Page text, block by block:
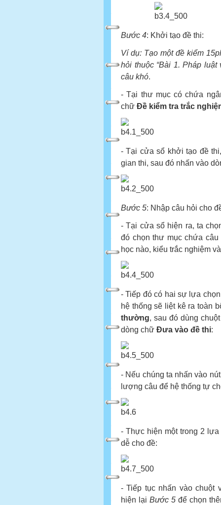
Bước 4: Khởi tạo đề thi:
Ví dụ: Tạo một đề kiểm
hỏi thuộc “Bài 1. Pháp
câu khó.
- Tại thư mục có chứa
chữ Đề kiểm tra trắc
- Tại cửa sổ khởi tạo đề
gian thi, sau đó nhấn vào
Bước 5: Nhập câu hỏi cho
- Tại cửa sổ hiện ra, ta
đó chọn thư mục chứa
học nào, kiểu trắc nghiệm
- Tiếp đó có hai sự lựa
hệ thống sẽ liệt kê ra toàn
thường, sau đó dùng
dòng chữ Đưa vào đề thi:
- Nếu chúng ta nhấn vào
lượng câu để hệ thống tự
- Thực hiện một trong 2
dễ cho đề:
- Tiếp tục nhấn vào chuột
hiện lạiBước 5 để chọn